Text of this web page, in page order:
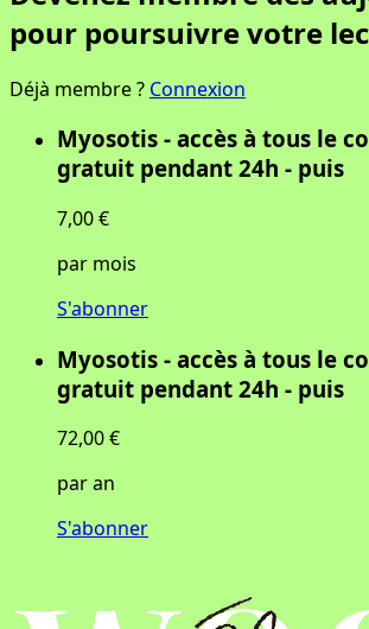
pour poursuivre votre
Déjà membre ? Connexion
Myosotis - accès à tous le
gratuit pendant 24h - puis
7,00 €
par mois
S'abonner
Myosotis - accès à tous le
gratuit pendant 24h - puis
72,00 €
par an
S'abonner